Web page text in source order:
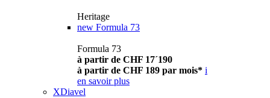
Heritage
new Formula 73
Formula 73
à partir de CHF 17´190
à partir de CHF 189 par mois* i
en savoir plus
XDiavel